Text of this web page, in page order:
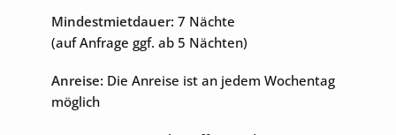
Mindestmietdauer: 7 Nächte
(auf Anfrage ggf. ab 5 Nächten)
Anreise: Die Anreise ist an jedem Wochentag
möglich